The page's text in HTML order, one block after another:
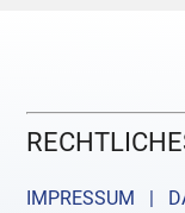
IMPRESSUM |